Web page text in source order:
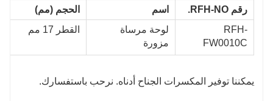
رقم RFH-NO. اسم
الحجم (مم)
RFH-
FW0010C
لوحة مرساة
مزورة
القطر 17 مم
يمكننا توفير المكسرات الجناح أدناه. نرحب باستفسارك.